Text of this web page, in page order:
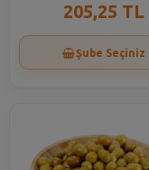
205,25 TL
Şube Seçiniz